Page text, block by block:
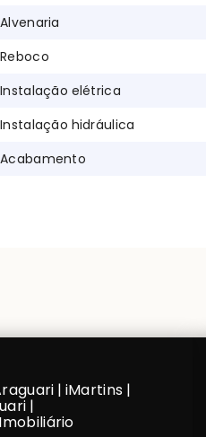
Alvenaria
Reboco
Instalação elétrica
Instalação hidráulica
Acabamento
| iMartins |
|